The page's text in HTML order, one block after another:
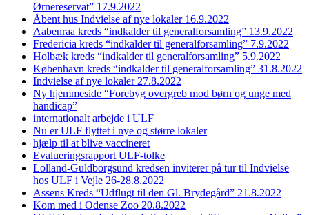
Ørnereservat” 17.9.2022
Åbent hus Indvielse af nye lokaler 16.9.2022
Aabenraa kreds “indkalder til generalforsamling” 13.9.2022
Fredericia kreds “indkalder til generalforsamling” 7.9.2022
Holbæk kreds “indkalder til generalforsamling” 5.9.2022
København kreds “indkalder til generalforsamling” 31.8.2022
Indvielse af nye lokaler 27.8.2022
Ny hjemmeside “Forebyg overgreb mod børn og unge med
handicap”
internationalt arbejde i ULF
Nu er ULF flyttet i nye og større lokaler
hjælp til at blive vaccineret
Evalueringsrapport ULF-tolke
Lolland-Guldborgsund kredsen inviterer på tur til Indvielse
hos ULF i Vejle 26-28.8.2022
Assens Kreds “Udflugt til den Gl. Brydegård” 21.8.2022
Kom med i Odense Zoo 20.8.2022